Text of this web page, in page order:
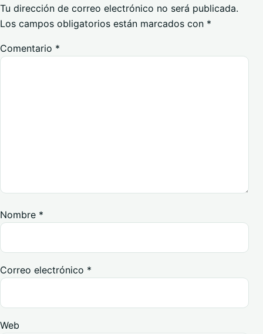
Tu dirección de correo electrónico no será publicada.
Los campos obligatorios están marcados con *
Comentario *
Nombre *
Correo electrónico *
Web